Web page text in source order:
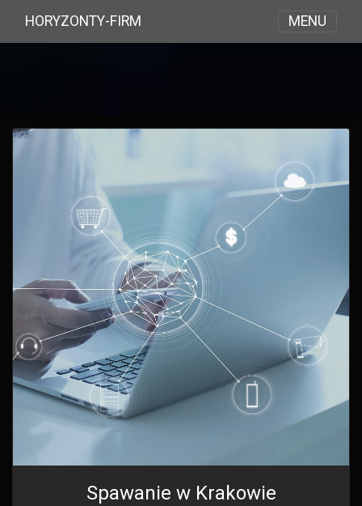
HORYZONTY-FIRM MENU
Spawanie w Krakowie